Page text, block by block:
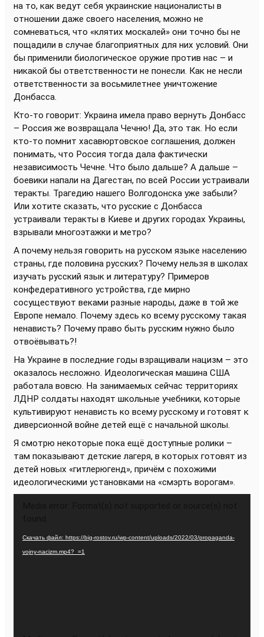
на то, как ведут себя украинские националисты в
отношении даже своего населения, можно не
сомневаться, что «клятих москалей» они точно бы не
пощадили в случае благоприятных для них условий. Они
бы применили биологическое оружие против нас – и
никакой бы ответственности не понесли. Как не несли
ответственности за восьмилетнее уничтожение
Донбасса.
Кто-то говорит: Украина имела право вернуть Донбасс
– Россия же возвращала Чечню! Да, это так. Но если
кто-то помнит хасавюртовское соглашения, должен
понимать, что Россия тогда дала фактически
независимость Чечне. Что было дальше? А дальше –
боевики напали на Дагестан, по всей России устраивали
теракты. Трагедию нашего Волгодонска уже забыли?
Или хотите сказать, что русские с Донбасса
устраивали теракты в Киеве и других городах Украины,
взрывали многоэтажки и метро?
А почему нельзя говорить на русском языке населению
страны, где половина русских? Почему нельзя в школах
изучать русский язык и литературу? Примеров
конфедеративного устройства, где мирно
сосуществуют веками разные народы, даже в той же
Европе немало. Почему здесь ко всему русскому такая
ненависть? Почему право быть русским нужно было
отвоёвывать?!
На Украине в последние годы взращивали нацизм – это
оказалось несложно. Идеологическая машина США
работала вовсю. На занимаемых сейчас территориях
ЛДНР солдаты находят школьные учебники, которые
культивируют ненависть ко всему русскому и готовят к
диверсионной войне детей ещё с начальной школы.
Я смотрю некоторые пока ещё доступные ролики –
там показывают детские лагеря, в которых готовят из
детей новых «гитлерюгенд», причём с похожими
идеологическими установками на «смэрть ворогам».
Скачать файл: https://big-rostov.ru/wp-content/uploads/2022/03/propaganda-
vojny-nacizm.mp4?_=1